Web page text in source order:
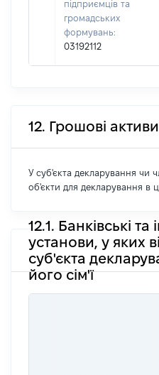
підприємців та
громадських
формувань:
03192112
12. Грошові активи
У суб'єкта декларування чи
об'єкти для декларування в
12.1. Банківські та
установи, у яких
суб'єкта
його сім'ї